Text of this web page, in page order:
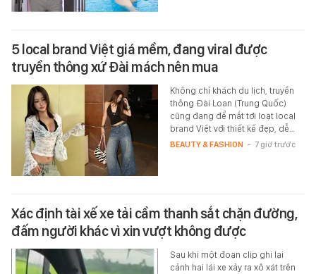
5 local brand Việt giá mềm, đang viral được
truyền thông xứ Đài mách nên mua
Không chỉ khách du lịch, truyền
thông Đài Loan (Trung Quốc)
cũng đang để mắt tới loạt local
brand Việt với thiết kế đẹp, dễ…
BEAUTY & FASHION - 7 giờ trước
Xác định tài xế xe tải cầm thanh sắt chặn đường,
đấm người khác vì xin vượt không được
Sau khi một đoạn clip ghi lại
cảnh hai lái xe xảy ra xô xát trên